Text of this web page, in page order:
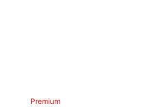
Premium